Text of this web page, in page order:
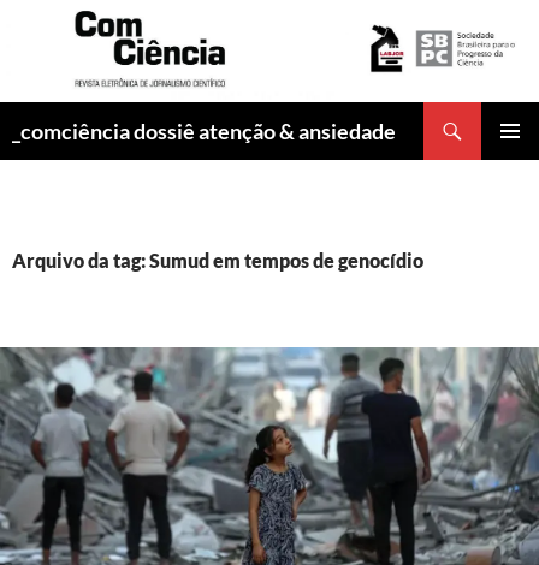
_comciência dossiê atenção & ansiedade
Arquivo da tag: Sumud em tempos de genocídio